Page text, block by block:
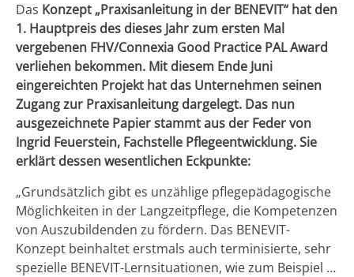
Das Konzept „Praxisanleitung in der BENEVIT“ hat den
1. Hauptpreis des dieses Jahr zum ersten Mal
vergebenen FHV/Connexia Good Practice PAL Award
verliehen bekommen. Mit diesem Ende Juni
eingereichten Projekt hat das Unternehmen seinen
Zugang zur Praxisanleitung dargelegt. Das nun
ausgezeichnete Papier stammt aus der Feder von
Ingrid Feuerstein, Fachstelle Pflegeentwicklung. Sie
erklärt dessen wesentlichen Eckpunkte:
„Grundsätzlich gibt es unzählige pflegepädagogische
Möglichkeiten in der Langzeitpflege, die Kompetenzen
von Auszubildenden zu fördern. Das BENEVIT-
Konzept beinhaltet erstmals auch terminisierte, sehr
spezielle BENEVIT-Lernsituationen, wie zum Beispiel …